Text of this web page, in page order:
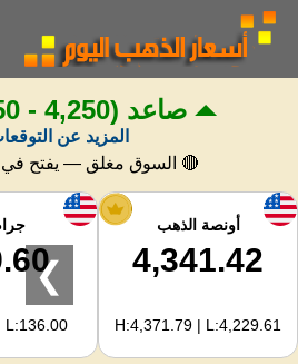
الرئيسية
سعر الذهب
اسعار الفضه
حاسبة الذهب
لمشرفي
صاعد (4,250 - 4,450 USD)
المزيد عن
🔴 السوق مغلق — يفتح
أونصة الذهب
4,341.42
H:4,371.79 | L:4,229.61
جرام
L:136.00
❯